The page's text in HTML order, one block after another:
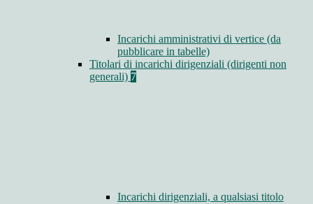
Incarichi amministrativi di vertice (da
pubblicare in tabelle)
Titolari di incarichi dirigenziali (dirigenti non
generali) 7
Incarichi dirigenziali, a qualsiasi titolo